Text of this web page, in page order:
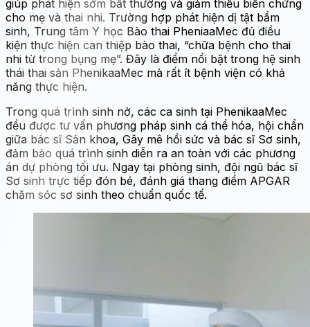
giúp phát hiện sớm bất thường và giảm thiểu biến chứng
cho mẹ và thai nhi. Trường hợp phát hiện dị tật bẩm
sinh, Trung tâm Y học Bào thai PheniaaMec đủ điều
kiện thực hiện can thiệp bào thai, “chữa bệnh cho thai
nhi từ trong bụng mẹ”. Đây là điểm nổi bật trong hệ sinh
thái thai sản PhenikaaMec mà rất ít bệnh viện có khả
năng thực hiện.
Trong quá trình sinh nở, các ca sinh tại PhenikaaMec
đều được tư vấn phương pháp sinh cá thể hóa, hội chẩn
giữa bác sĩ Sản khoa, Gây mê hồi sức và bác sĩ Sơ sinh,
đảm bảo quá trình sinh diễn ra an toàn với các phương
án dự phòng tối ưu. Ngay tại phòng sinh, đội ngũ bác sĩ
Sơ sinh trực tiếp đón bé, đánh giá thang điểm APGAR
chăm sóc sơ sinh theo chuẩn quốc tế.